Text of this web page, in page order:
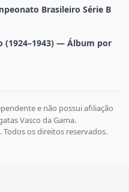
Brasileiro Série B
(1924–1943) — Álbum por
e não possui afiliação
Vasco da Gama.
Todos os direitos reservados.